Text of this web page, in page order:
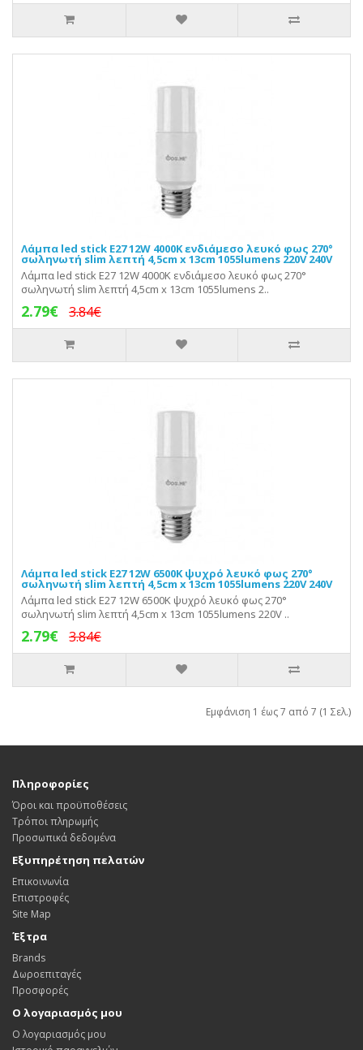
Λάμπα led stick E27 12W 4000K ενδιάμεσο λευκό φως 270°
σωληνωτή slim λεπτή 4,5cm x 13cm 1055lumens 220V 240V
Λάμπα led stick E27 12W 4000K ενδιάμεσο λευκό φως 270°
σωληνωτή slim λεπτή 4,5cm x 13cm 1055lumens 2..
2.79€ 3.84€
Λάμπα led stick E27 12W 6500K ψυχρό λευκό φως 270°
σωληνωτή slim λεπτή 4,5cm x 13cm 1055lumens 220V 240V
Λάμπα led stick E27 12W 6500K ψυχρό λευκό φως 270°
σωληνωτή slim λεπτή 4,5cm x 13cm 1055lumens 220V ..
2.79€ 3.84€
Εμφάνιση 1 έως 7 από 7 (1 Σελ.)
Πληροφορίες
Όροι και προϋποθέσεις
Τρόποι πληρωμής
Προσωπικά δεδομένα
Εξυπηρέτηση πελατών
Επικοινωνία
Επιστροφές
Site Map
Έξτρα
Brands
Δωροεπιταγές
Προσφορές
Ο λογαριασμός μου
Ο λογαριασμός μου